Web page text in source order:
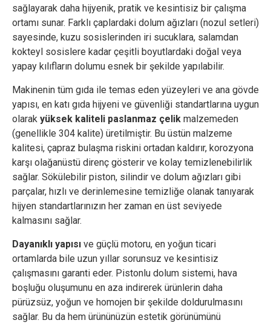
sağlayarak daha hijyenik, pratik ve kesintisiz bir çalışma
ortamı sunar. Farklı çaplardaki dolum ağızları (nozul setleri)
sayesinde, kuzu sosislerinden iri sucuklara, salamdan
kokteyl sosislere kadar çeşitli boyutlardaki doğal veya
yapay kılıfların dolumu esnek bir şekilde yapılabilir.
Makinenin tüm gıda ile temas eden yüzeyleri ve ana gövde
yapısı, en katı gıda hijyeni ve güvenliği standartlarına uygun
olarak yüksek kaliteli paslanmaz çelik malzemeden
(genellikle 304 kalite) üretilmiştir. Bu üstün malzeme
kalitesi, çapraz bulaşma riskini ortadan kaldırır, korozyona
karşı olağanüstü direnç gösterir ve kolay temizlenebilirlik
sağlar. Sökülebilir piston, silindir ve dolum ağızları gibi
parçalar, hızlı ve derinlemesine temizliğe olanak tanıyarak
hijyen standartlarınızın her zaman en üst seviyede
kalmasını sağlar.
Dayanıklı yapısı ve güçlü motoru, en yoğun ticari
ortamlarda bile uzun yıllar sorunsuz ve kesintisiz
çalışmasını garanti eder. Pistonlu dolum sistemi, hava
boşluğu oluşumunu en aza indirerek ürünlerin daha
pürüzsüz, yoğun ve homojen bir şekilde doldurulmasını
sağlar. Bu da hem ürününüzün estetik görünümünü